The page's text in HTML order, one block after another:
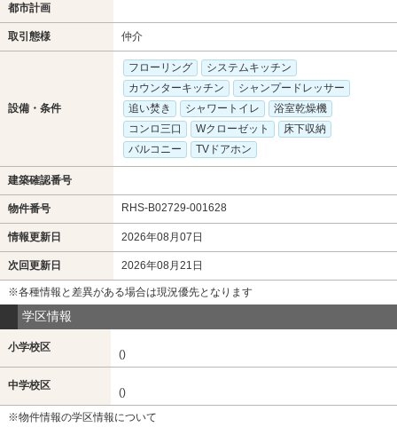
都市計画
取引態様 仲介
設備・条件
フローリング
システムキッチン
カウンターキッチン
シャンプードレッサー
追い焚き
シャワートイレ
浴室乾燥機
コンロ三口
Wクローゼット
床下収納
バルコニー
TVドアホン
建築確認番号
物件番号 RHS-B02729-001628
情報更新日 2026年08月07日
次回更新日 2026年08月21日
※各種情報と差異がある場合は現況優先となります
学区情報
小学校区
()
中学校区
()
※物件情報の学区情報について